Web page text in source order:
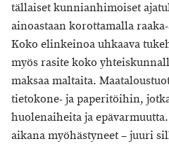
tällaiset kunnianhimoiset
ainoastaan korottamalla
Koko elinkeinoa uhkaava
myös rasite koko
maksaa maltaita.
tietokone- ja paperitöihin,
huolenaiheita ja
aikana myöhästyneet – juuri